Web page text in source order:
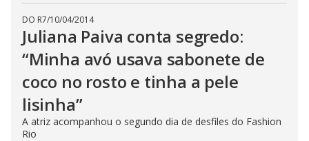
DO R7/10/04/2014
Juliana Paiva conta segredo:
“Minha avó usava sabonete de
coco no rosto e tinha a pele
lisinha”
A atriz acompanhou o segundo dia de desfiles do Fashion
Rio